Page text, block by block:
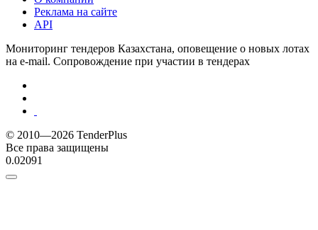
Реклама на сайте
API
Мониторинг тендеров Казахстана, оповещение о новых лотах
на e-mail. Сопровождение при участии в тендерах
© 2010—2026 TenderPlus
Все права защищены
0.02091